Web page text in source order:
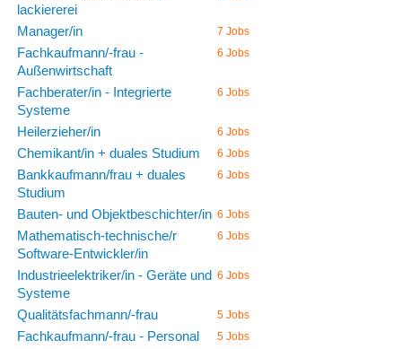
lackiererei
Manager/in 7 Jobs
Fachkaufmann/-frau -
Außenwirtschaft
6 Jobs
Fachberater/in - Integrierte
Systeme
6 Jobs
Heilerzieher/in 6 Jobs
Chemikant/in + duales Studium 6 Jobs
Bankkaufmann/frau + duales
Studium
6 Jobs
Bauten- und Objektbeschichter/in 6 Jobs
Mathematisch-technische/r
Software-Entwickler/in
6 Jobs
Industrieelektriker/in - Geräte und
Systeme
6 Jobs
Qualitätsfachmann/-frau 5 Jobs
Fachkaufmann/-frau - Personal 5 Jobs